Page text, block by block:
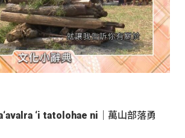
‘i tatolohae ni｜萬山部落勇